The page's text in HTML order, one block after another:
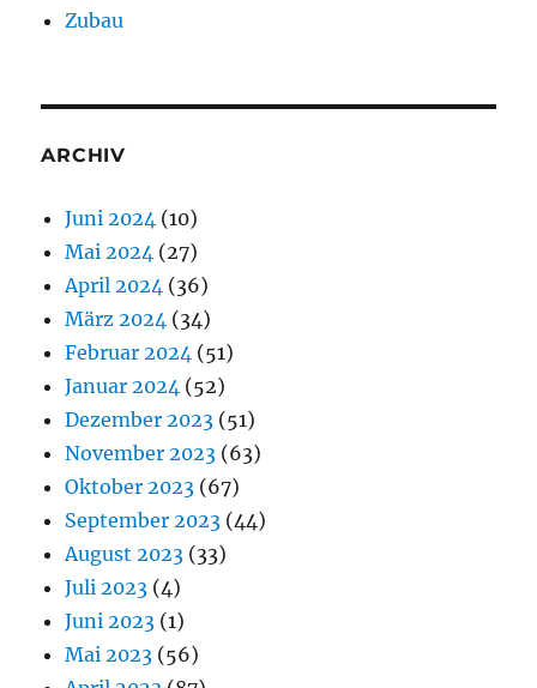
Zubau
ARCHIV
Juni 2024 (10)
Mai 2024 (27)
April 2024 (36)
März 2024 (34)
Februar 2024 (51)
Januar 2024 (52)
Dezember 2023 (51)
November 2023 (63)
Oktober 2023 (67)
September 2023 (44)
August 2023 (33)
Juli 2023 (4)
Juni 2023 (1)
Mai 2023 (56)